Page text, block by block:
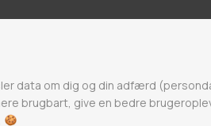
lager